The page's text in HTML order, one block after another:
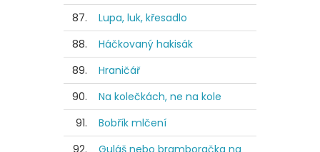
87.
Lupa, luk, křesadlo
88.
Háčkovaný hakisák
89.
Hraničář
90.
Na kolečkách, ne na kole
91.
Bobřík mlčení